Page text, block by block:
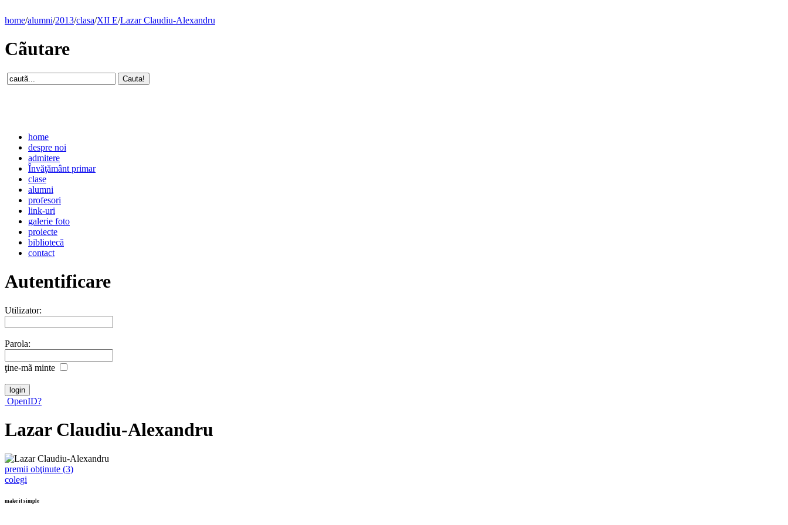
home/alumni/2013/clasa/XII E/Lazar Claudiu-Alexandru
Cãutare
home
despre noi
admitere
Învăţământ primar
clase
alumni
profesori
link-uri
galerie foto
proiecte
bibliotecă
contact
Autentificare
Utilizator:
Parola:
ţine-mã minte
OpenID?
Lazar Claudiu-Alexandru
premii obţinute (3)
colegi
make it simple